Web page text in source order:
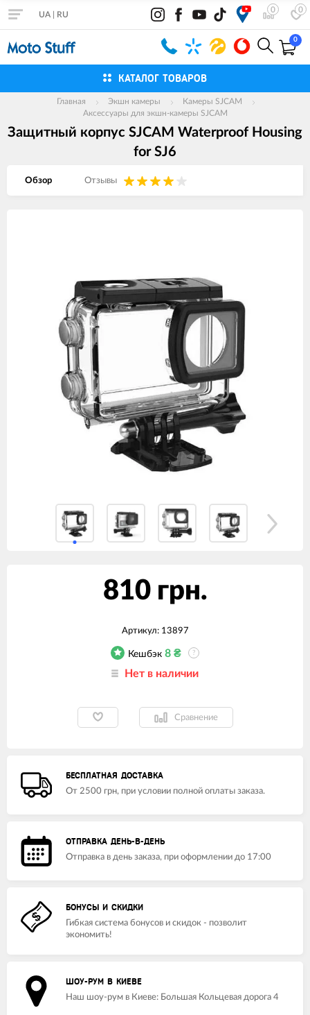
0 0
UA RU
0
КАТАЛОГ ТОВАРОВ
Главная Экшн камеры
Камеры SJCAM
Аксессуары для экшн-камеры SJCAM
Защитный корпус SJCAM Waterproof Housing
for SJ6
Обзор Отзывы
810 грн.
Артикул: 13897
Кешбэк 8 ₴ ?
Нет в наличии
Сравнение
БЕСПЛАТНАЯ ДОСТАВКА
От 2500 грн, при условии полной оплаты заказа.
ОТПРАВКА ДЕНЬ-В-ДЕНЬ
Отправка в день заказа, при оформлении до 17:00
БОНУСЫ И СКИДКИ
Гибкая система бонусов и скидок - позволит
экономить!
ШОУ-РУМ В КИЕВЕ
Наш шоу-рум в Киеве: Большая Кольцевая дорога 4